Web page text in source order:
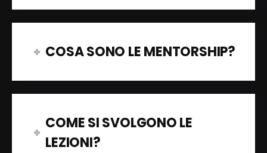
COSA SONO LE MENTORSHIP?
COME SI SVOLGONO LE
LEZIONI?